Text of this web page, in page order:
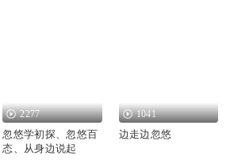
2277
忽悠学初探、忽悠百
态、从身边说起
1041
边走边忽悠